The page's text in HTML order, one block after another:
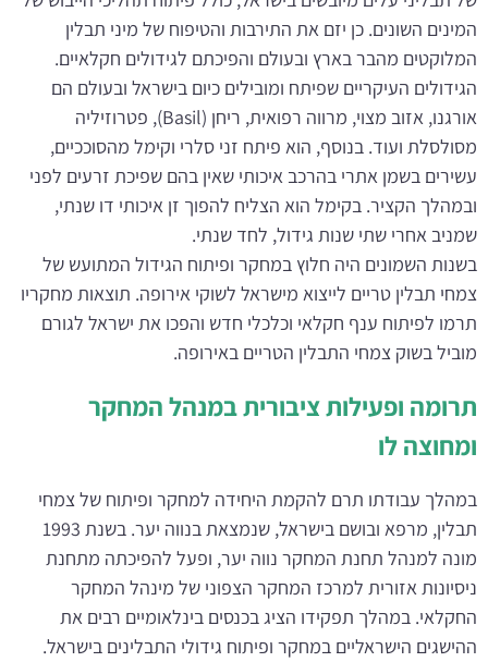
המינים השונים. כן יזם את התירבות והטיפוח של מיני תבלין
המלוקטים מהבר בארץ ובעולם והפיכתם לגידולים חקלאיים.
הגידולים העיקריים שפיתח ומובילים כיום בישראל ובעולם הם
אורגנו, אזוב מצוי, מרווה רפואית, ריחן (Basil), פטרוזיליה
מסולסלת ועוד. בנוסף, הוא פיתח זני סלרי וקימל מהסוככיים,
עשירים בשמן אתרי בהרכב איכותי שאין בהם שפיכת זרעים לפני
ובמהלך הקציר. בקימל הוא הצליח להפוך זן איכותי דו שנתי,
שמניב אחרי שתי שנות גידול, לחד שנתי.
בשנות השמונים היה חלוץ במחקר ופיתוח הגידול המתועש של
צמחי תבלין טריים לייצוא מישראל לשוקי אירופה. תוצאות מחקריו
תרמו לפיתוח ענף חקלאי וכלכלי חדש והפכו את ישראל לגורם
מוביל בשוק צמחי התבלין הטריים באירופה.
תרומה ופעילות ציבורית במנהל המחקר
ומחוצה לו
במהלך עבודתו תרם להקמת היחידה למחקר ופיתוח של צמחי
תבלין, מרפא ובושם בישראל, שנמצאת בנווה יער. בשנת 1993
מונה למנהל תחנת המחקר נווה יער, ופעל להפיכתה מתחנת
ניסיונות אזורית למרכז המחקר הצפוני של מינהל המחקר
החקלאי. במהלך תפקידו הציג בכנסים בינלאומיים רבים את
ההישגים הישראליים במחקר ופיתוח גידולי התבלינים בישראל.